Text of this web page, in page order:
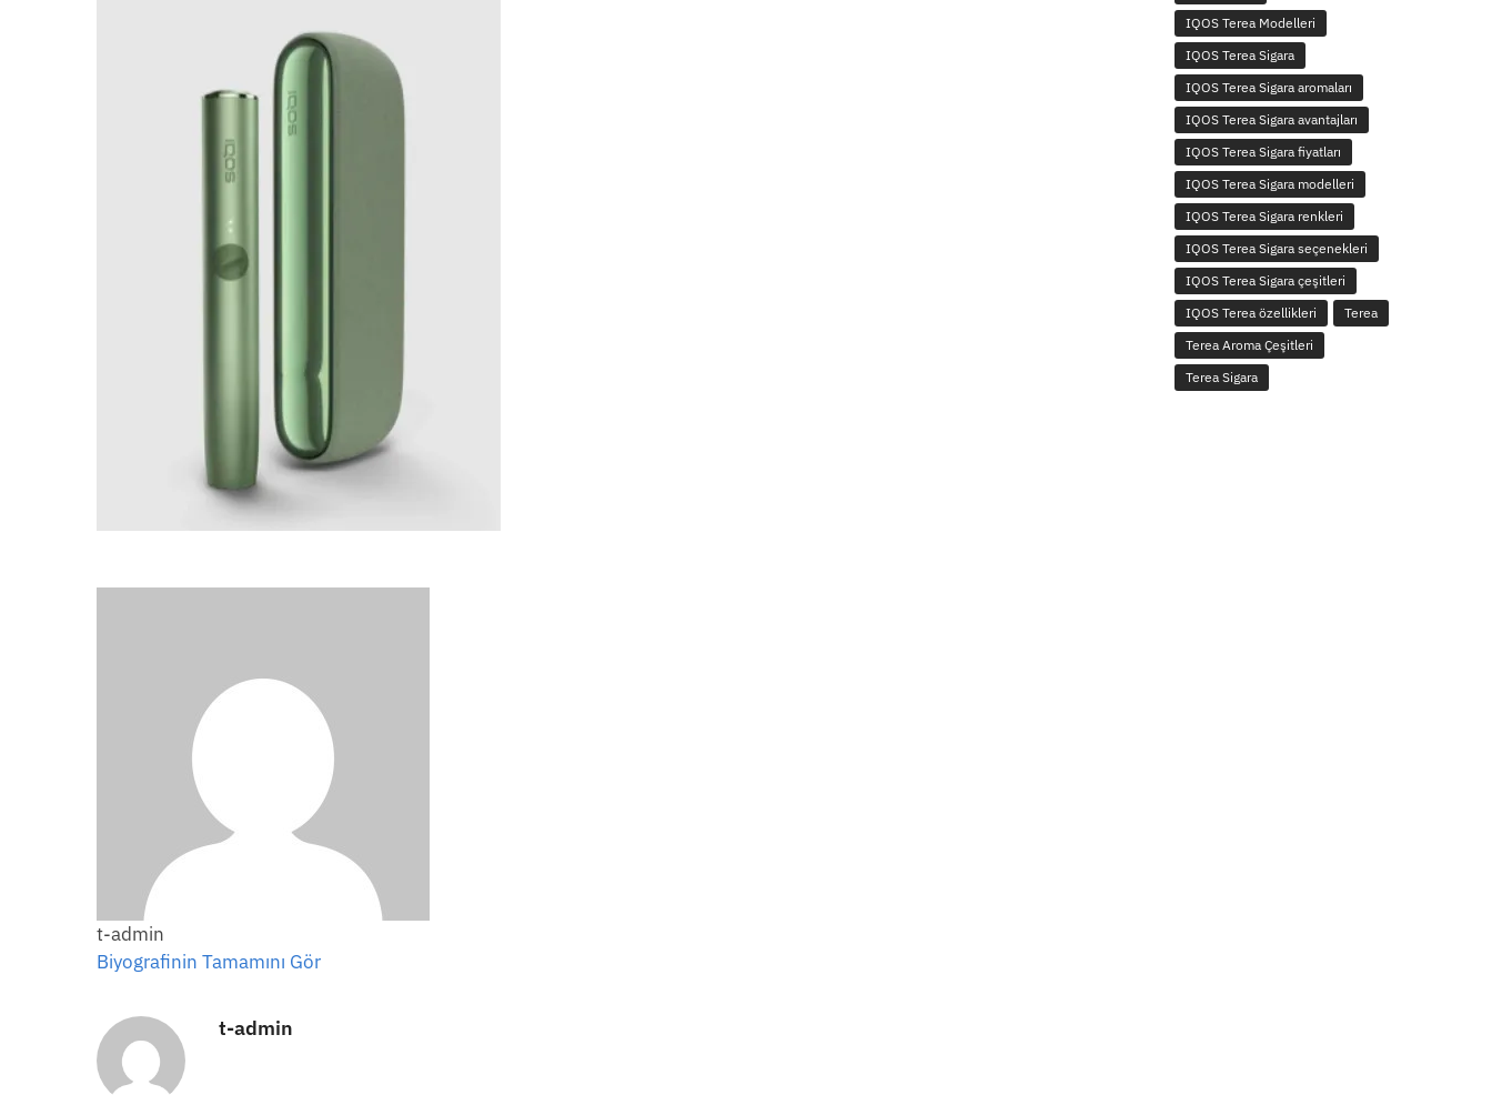
t-admin
Biyografinin Tamamını Gör
t-admin
IQOS Terea Modelleri
IQOS Terea Sigara
IQOS Terea Sigara aromaları
IQOS Terea Sigara avantajları
IQOS Terea Sigara fiyatları
IQOS Terea Sigara modelleri
IQOS Terea Sigara renkleri
IQOS Terea Sigara seçenekleri
IQOS Terea Sigara çeşitleri
IQOS Terea özellikleri
Terea
Terea Aroma Çeşitleri
Terea Sigara